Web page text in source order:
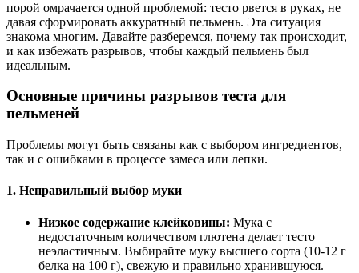
порой омрачается одной проблемой: тесто рвется в руках, не
давая сформировать аккуратный пельмень. Эта ситуация
знакома многим. Давайте разберемся, почему так происходит,
и как избежать разрывов, чтобы каждый пельмень был
идеальным.
Основные причины разрывов теста для
пельменей
Проблемы могут быть связаны как с выбором ингредиентов,
так и с ошибками в процессе замеса или лепки.
1. Неправильный выбор муки
Низкое содержание клейковины: Мука с
недостаточным количеством глютена делает тесто
неэластичным. Выбирайте муку высшего сорта (10-12 г
белка на 100 г), свежую и правильно хранившуюся.